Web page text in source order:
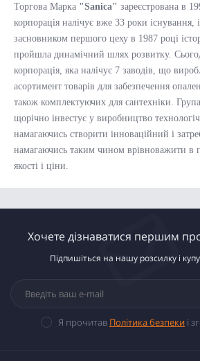
Торгова Марка "Sanica" зареєстрована в
корпорація налічує вже 33 роки існування,
засновником першого цеху в 1987 році
пройшла динамічний шлях розвитку.
корпорація, яка налічує 7 заводів, що
асортимент товарів для забезпечення
також комплектуючих для сантехніки.
щорічно інвестує у виробництво
намагаючись створити інноваційний і
намагаючись таким чином врівноважити в
якості і ціни.
Хочете дізнаватися першим про
Підпишіться на нашу розсилку і
Я прочитав Політика безпеки і